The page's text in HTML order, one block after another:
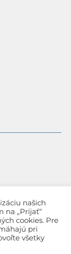
našich
na „Prijať“
cookies. Pre
pri
všetky